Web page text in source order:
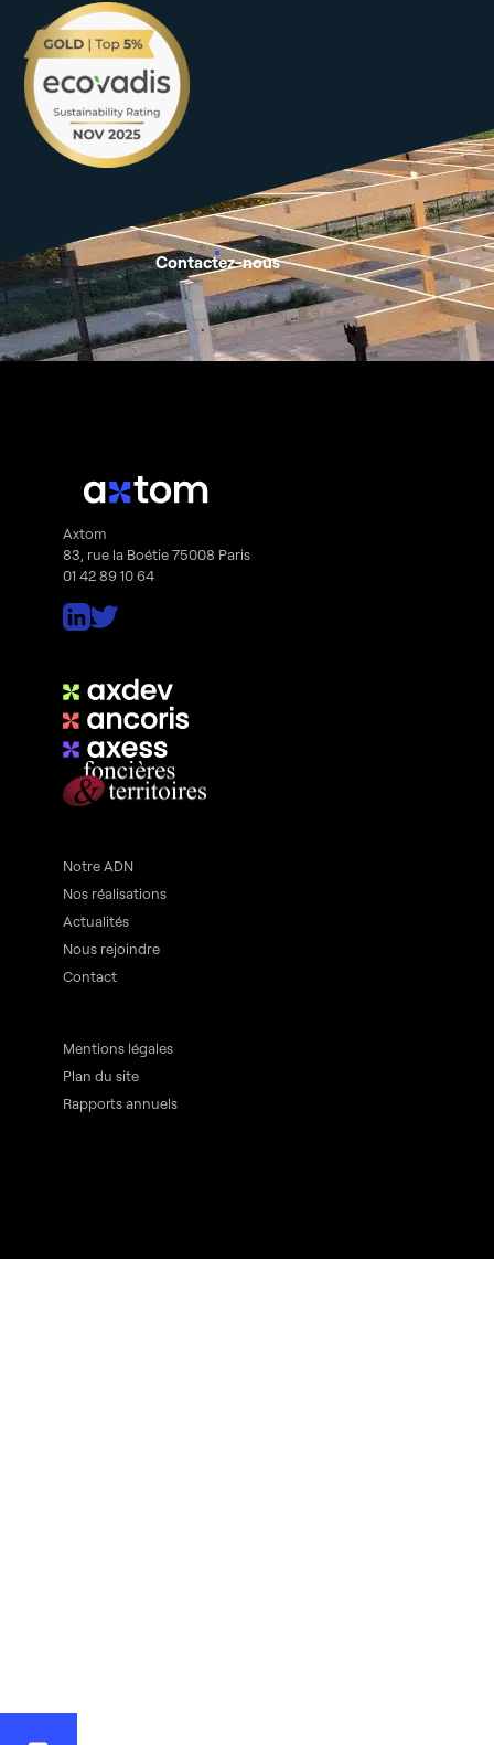
Contactez-nous
Axtom
83, rue la Boétie 75008 Paris
01 42 89 10 64
Notre ADN
Nos réalisations
Actualités
Nous rejoindre
Contact
Mentions légales
Plan du site
Rapports annuels